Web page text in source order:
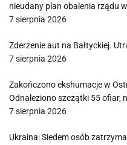
nieudany plan obalenia rządu
7 sierpnia 2026
Zderzenie aut na Bałtyckiej.
7 sierpnia 2026
Zakończono ekshumacje w
Odnaleziono szczątki 55 ofiar,
7 sierpnia 2026
Ukraina: Siedem osób